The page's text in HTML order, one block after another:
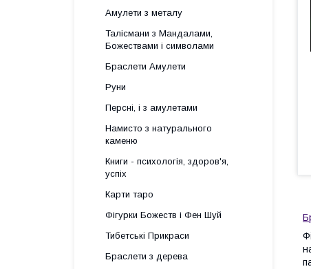
Амулети з металу
Талісмани з Мандалами,
Божествами і символами
Браслети Амулети
Руни
Персні, і з амулетами
Намисто з натурального
каменю
Книги - психологія, здоров'я,
успіх
Карти таро
Фігурки Божеств і Фен Шуй
Тибетські Прикраси
Браслети з дерева